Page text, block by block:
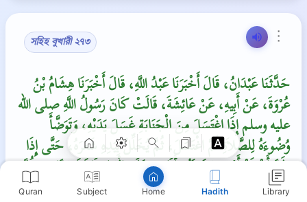
Quran Subject Home Hadith Library
⋮
সহিহ বুখারী ২৭৩
حَدَّثَنَا عَبْدَانُ، قَالَ أَخْبَرَنَا عَبْدُ اللَّهِ، قَالَ أَخْبَرَنَا هِشَامُ بْنُ
عُرْوَةَ، عَنْ أَبِيهِ، عَنْ عَائِشَةَ، قَالَتْ كَانَ رَسُولُ اللَّهِ صلى الله
عليه وسلم إِذَا اغْتَسَلَ مِنَ الْجَنَابَةِ غَسَلَ يَدَيْهِ، وَتَوَضَّأَ
وُضُوءَهُ لِلصَّلاَةِ ثُمَّ اغْتَسَلَ، ثُمَّ يُخَلِّلُ بِيَدِهِ شَعَرَهُ، حَتَّى إِذَا
ظَنَّ أَنْ قَدْ أَرْوَى بَشَرَتَهُ، أَفَاضَ عَلَيْهِ الْمَاءَ ثَلاَثَ مَرَّاتٍ، ثُمَّ
غَسَلَ سَائِرَ جَسَدِهِ‏.‏ وَقَالَتْ كُنْتُ أَغْتَسِلُ أَنَا وَرَسُولُ اللَّهِ،